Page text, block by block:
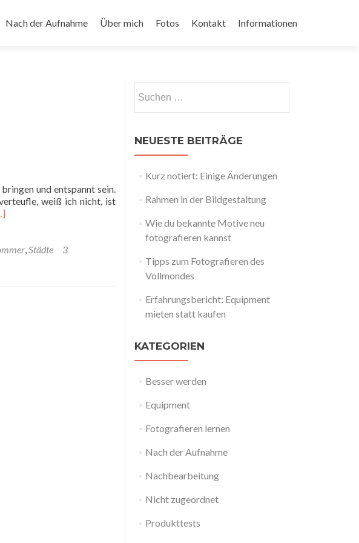
Nach der Aufnahme Über mich Fotos Kontakt Informationen
und entspannt sein.
weiß ich nicht, ist
,Städte
3
nach:
NEUESTE BEITRÄGE
Kurz notiert: Einige Änderungen
Rahmen in der Bildgestaltung
Wie du bekannte Motive neu
fotografieren kannst
Tipps zum Fotografieren des
Vollmondes
Erfahrungsbericht: Equipment
mieten statt kaufen
KATEGORIEN
Besser werden
Equipment
Fotografieren lernen
Nach der Aufnahme
Nachbearbeitung
Nicht zugeordnet
Produkttests